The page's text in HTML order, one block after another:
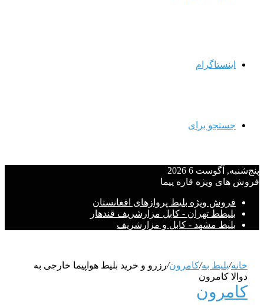
اینستاگرام
جستجو برای
پنج‌شنبه, آگوست 6 2026
فروش های ویژه قاره پیما
فروش ویژه بلیط پروازهای افغانستان
بلیطط تهران - کابل مزارشریف قندهار
بلیط مشهد - کابل و مزارشریف
خانه/بلیط به/کامرون/رزرو و خرید بلیط هواپیما خارجی به
دوالا کامرون
کامرون